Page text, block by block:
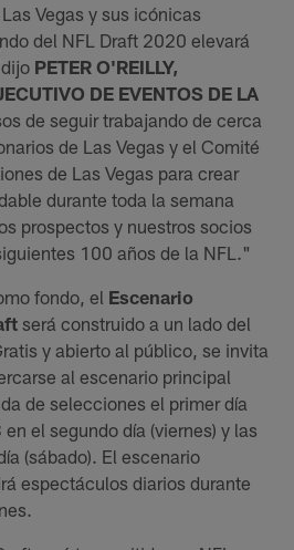
Vegas y sus icónicas
del NFL Draft 2020 elevará
PETER O'REILLY,
DE EVENTOS DE LA
de seguir trabajando de cerca
de Las Vegas y el Comité
de Las Vegas para crear
durante toda la semana
prospectos y nuestros socios
100 años de la NFL."
fondo, el Escenario
será construido a un lado del
y abierto al público, se invita
al escenario principal
de selecciones el primer día
el segundo día (viernes) y las
(sábado). El escenario
espectáculos diarios durante